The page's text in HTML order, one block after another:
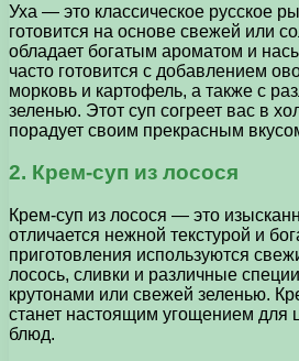
Уха — это классическое русское
готовится на основе свежей или
обладает богатым ароматом и
часто готовится с добавлением
морковь и картофель, а также с
зеленью. Этот суп согреет вас в
порадует своим прекрасным
2. Крем-суп из лосося
Крем-суп из лосося — это
отличается нежной текстурой и
приготовления используются
лосось, сливки и различные
крутонами или свежей зеленью.
станет настоящим угощением для
блюд.